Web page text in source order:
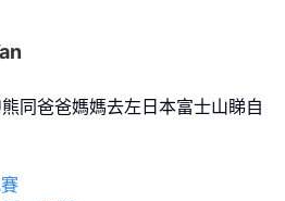
同爸爸媽媽去左日本富士山睇自